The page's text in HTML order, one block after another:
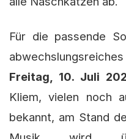
Für die passende
Freitag, 10. Juli
Kliem, vielen noch
bekannt, am Stand